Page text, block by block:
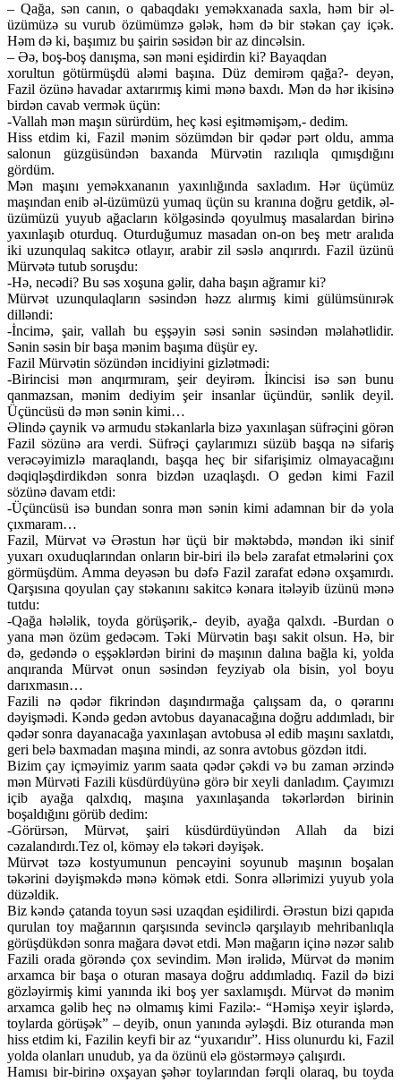
– Qağa, sən canın, o qabaqdakı yeməkxanada saxla, həm bir əl-
üzümüzə su vurub özümümzə gələk, həm də bir stəkan çay içək.
Həm də ki, başımız bu şairin səsidən bir az dincəlsin.
– Əə, boş-boş danışma, sən məni eşidirdin ki? Bayaqdan
xorultun götürmüşdü aləmi başına. Düz demirəm qağa?- deyən,
Fazil özünə havadar axtarırmış kimi mənə baxdı. Mən də hər ikisinə
birdən cavab vermək üçün:
-Vallah mən maşın sürürdüm, heç kəsi eşitməmişəm,- dedim.
Hiss etdim ki, Fazil mənim sözümdən bir qədər pərt oldu, amma
salonun güzgüsündən baxanda Mürvətin razılıqla qımışdığını
gördüm.
Mən maşını yeməkxananın yaxınlığında saxladım. Hər üçümüz
maşından enib əl-üzümüzü yumaq üçün su kranına doğru getdik, əl-
üzümüzü yuyub ağacların kölgəsində qoyulmuş masalardan birinə
yaxınlaşıb oturduq. Oturduğumuz masadan on-on beş metr aralıda
iki uzunqulaq sakitcə otlayır, arabir zil səslə anqırırdı. Fazil üzünü
Mürvətə tutub soruşdu:
-Hə, necədi? Bu səs xoşuna gəlir, daha başın ağramır ki?
Mürvət uzunqulaqların səsindən həzz alırmış kimi gülümsünırək
dilləndi:
-İncimə, şair, vallah bu eşşəyin səsi sənin səsindən məlahətlidir.
Sənin səsin bir başa mənim başıma düşür ey.
Fazil Mürvətin sözündən incidiyini gizlətmədi:
-Birincisi mən anqırmıram, şeir deyirəm. İkincisi isə sən bunu
qanmazsan, mənim dediyim şeir insanlar üçündür, sənlik deyil.
Üçüncüsü də mən sənin kimi…
Əlində çaynik və armudu stəkanlarla bizə yaxınlaşan süfrəçini görən
Fazil sözünə ara verdi. Süfrəçi çaylarımızı süzüb başqa nə sifariş
verəcəyimizlə maraqlandı, başqa heç bir sifarişimiz olmayacağını
dəqiqləşdirdikdən sonra bizdən uzaqlaşdı. O gedən kimi Fazil
sözünə davam etdi:
-Üçüncüsü isə bundan sonra mən sənin kimi adamnan bir də yola
çıxmaram…
Fazil, Mürvət və Ərəstun hər üçü bir məktəbdə, məndən iki sinif
yuxarı oxuduqlarından onların bir-biri ilə belə zarafat etmələrini çox
görmüşdüm. Amma deyəsən bu dəfə Fazil zarafat edənə oxşamırdı.
Qarşısına qoyulan çay stəkanını sakitcə kənara itələyib üzünü mənə
tutdu:
-Qağa hələlik, toyda görüşərik,- deyib, ayağa qalxdı. -Burdan o
yana mən özüm gedəcəm. Təki Mürvətin başı sakit olsun. Hə, bir
də, gedəndə o eşşəklərdən birini də maşının dalına bağla ki, yolda
anqıranda Mürvət onun səsindən feyziyab ola bisin, yol boyu
darıxmasın…
Fazili nə qədər fikrindən daşındırmağa çalışsam da, o qərarını
dəyişmədi. Kəndə gedən avtobus dayanacağına doğru addımladı, bir
qədər sonra dayanacağa yaxınlaşan avtobusa əl edib maşını saxlatdı,
geri belə baxmadan maşına mindi, az sonra avtobus gözdən itdi.
Bizim çay içməyimiz yarım saata qədər çəkdi və bu zaman ərzində
mən Mürvəti Fazili küsdürdüyünə görə bir xeyli danladım. Çayımızı
içib ayağa qalxdıq, maşına yaxınlaşanda təkərlərdən birinin
boşaldığını görüb dedim:
-Görürsən, Mürvət, şairi küsdürdüyündən Allah da bizi
cəzalandırdı.Tez ol, köməy elə təkəri dəyişək.
Mürvət təzə kostyumunun pencəyini soyunub maşının boşalan
təkərini dəyişməkdə mənə kömək etdi. Sonra əllərimizi yuyub yola
düzəldik.
Biz kəndə çatanda toyun səsi uzaqdan eşidilirdi. Ərəstun bizi qapıda
qurulan toy mağarının qarşısında sevinclə qarşılayıb mehribanlıqla
görüşdükdən sonra mağara dəvət etdi. Mən mağarın içinə nəzər salıb
Fazili orada görəndə çox sevindim. Mən irəlidə, Mürvət də mənim
arxamca bir başa o oturan masaya doğru addımladıq. Fazil də bizi
gözləyirmiş kimi yanında iki boş yer saxlamışdı. Mürvət də mənim
arxamca gəlib heç nə olmamış kimi Fazilə:- “Həmişə xeyir işlərdə,
toylarda görüşək” – deyib, onun yanında əyləşdi. Biz oturanda mən
hiss etdim ki, Fazilin keyfi bir az “yuxarıdır”. Hiss olunurdu ki, Fazil
yolda olanları unudub, ya da özünü elə göstərməyə çalışırdı.
Hamısı bir-birinə oxşayan şəhər toylarından fərqli olaraq, bu toyda